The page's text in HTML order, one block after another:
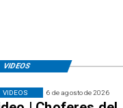
6 de agosto de 2026
VIDEOS
VIDEOS